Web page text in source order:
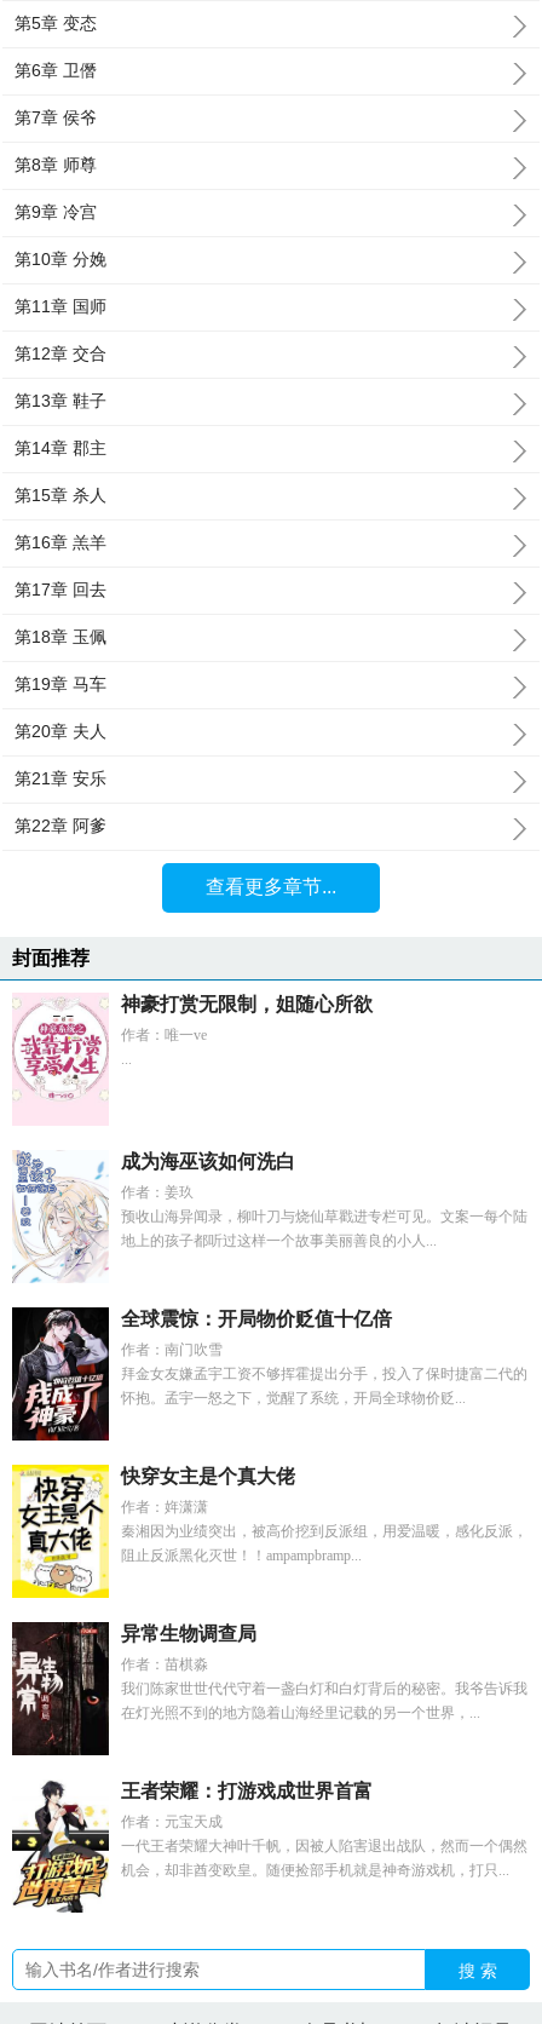
第5章 变态
第6章 卫僭
第7章 侯爷
第8章 师尊
第9章 冷宫
第10章 分娩
第11章 国师
第12章 交合
第13章 鞋子
第14章 郡主
第15章 杀人
第16章 羔羊
第17章 回去
第18章 玉佩
第19章 马车
第20章 夫人
第21章 安乐
第22章 阿爹
查看更多章节...
封面推荐
神豪打赏无限制，姐随心所欲
作者：唯一ve
...
成为海巫该如何洗白
作者：姜玖
预收山海异闻录，柳叶刀与烧仙草戳进专栏可见。文案一每个陆
地上的孩子都听过这样一个故事美丽善良的小人...
全球震惊：开局物价贬值十亿倍
作者：南门吹雪
拜金女友嫌孟宇工资不够挥霍提出分手，投入了保时捷富二代的
怀抱。孟宇一怒之下，觉醒了系统，开局全球物价贬...
快穿女主是个真大佬
作者：姩潇潇
秦湘因为业绩突出，被高价挖到反派组，用爱温暖，感化反派，
阻止反派黑化灭世！！ampampbramp...
异常生物调查局
作者：苗棋淼
我们陈家世世代代守着一盏白灯和白灯背后的秘密。我爷告诉我
在灯光照不到的地方隐着山海经里记载的另一个世界，...
王者荣耀：打游戏成世界首富
作者：元宝天成
一代王者荣耀大神叶千帆，因被人陷害退出战队，然而一个偶然
机会，却非酋变欧皇。随便捡部手机就是神奇游戏机，打只...
搜 索